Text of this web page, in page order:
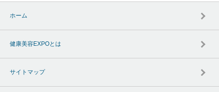
ホーム
健康美容EXPOとは
サイトマップ